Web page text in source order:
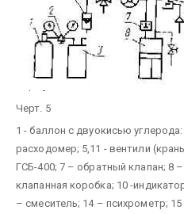
Черт. 5
1 - баллон с двуокисью
расходомер; 5,11 - вентили
ГСБ-400; 7 – обратный клапан; 8 –
клапанная коробка; 10 -
– смеситель; 14 – психрометр;